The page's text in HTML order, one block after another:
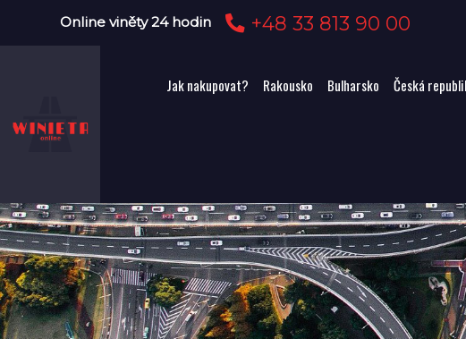
Online viněty 24 hodin +48 33 813 90 00
Jak nakupovat? Rakousko Bulharsko Česká